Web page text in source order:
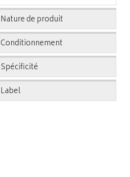
Nature de produit
Conditionnement
Spécificité
Label